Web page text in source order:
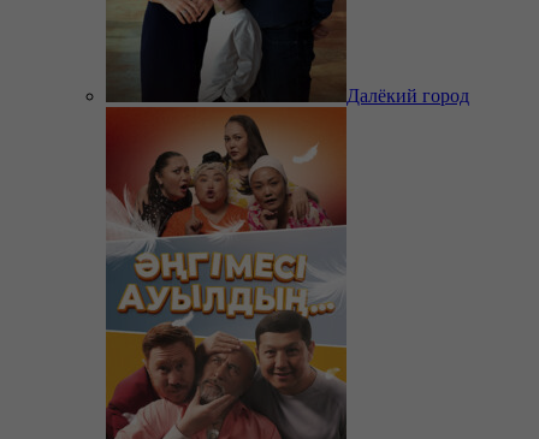
Далёкий город